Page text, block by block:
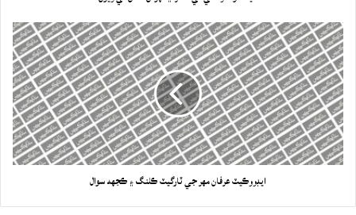
ايڊووڪيٽ عرفان مهر جي ٽارگيٽ ڪلنگ ۽ ڪجهه سوال